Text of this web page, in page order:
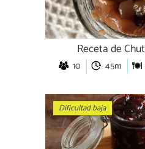
Receta de
10 45m
Dificultad baja